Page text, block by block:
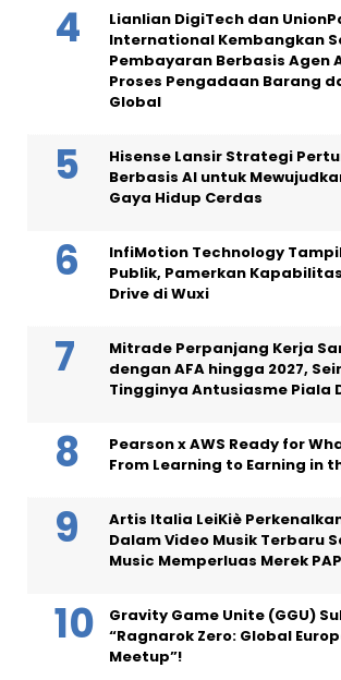
Lianlian DigiTech dan
International Kembangkan
Pembayaran Berbasis Agen
Proses Pengadaan Barang
Global
Hisense Lansir Strategi
Berbasis AI untuk
Gaya Hidup Cerdas
InfiMotion Technology
Publik, Pamerkan
Drive di Wuxi
Mitrade Perpanjang Kerja
dengan AFA hingga 2027,
Tingginya Antusiasme Piala
Pearson x AWS Ready for
From Learning to Earning in
Artis Italia LeiKiè
Dalam Video Musik Terbaru
Music Memperluas Merek
Gravity Game Unite (GGU)
“Ragnarok Zero: Global
Meetup”!